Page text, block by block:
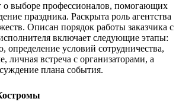
о выборе профессионалов, помогающих
праздника. Раскрыта роль агентства
Описан порядок работы заказчика с
включает следующие этапы:
определение условий сотрудничества,
личная встреча с организаторами, а
плана события.